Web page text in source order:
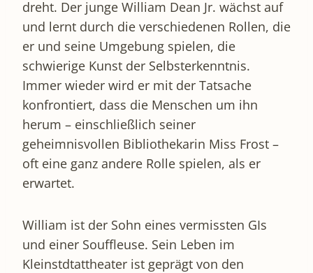
dreht. Der junge William Dean Jr. wächst auf
und lernt durch die verschiedenen Rollen, die
er und seine Umgebung spielen, die
schwierige Kunst der Selbsterkenntnis.
Immer wieder wird er mit der Tatsache
konfrontiert, dass die Menschen um ihn
herum – einschließlich seiner
geheimnisvollen Bibliothekarin Miss Frost –
oft eine ganz andere Rolle spielen, als er
erwartet.
William ist der Sohn eines vermissten GIs
und einer Souffleuse. Sein Leben im
Kleinstdtattheater ist geprägt von den